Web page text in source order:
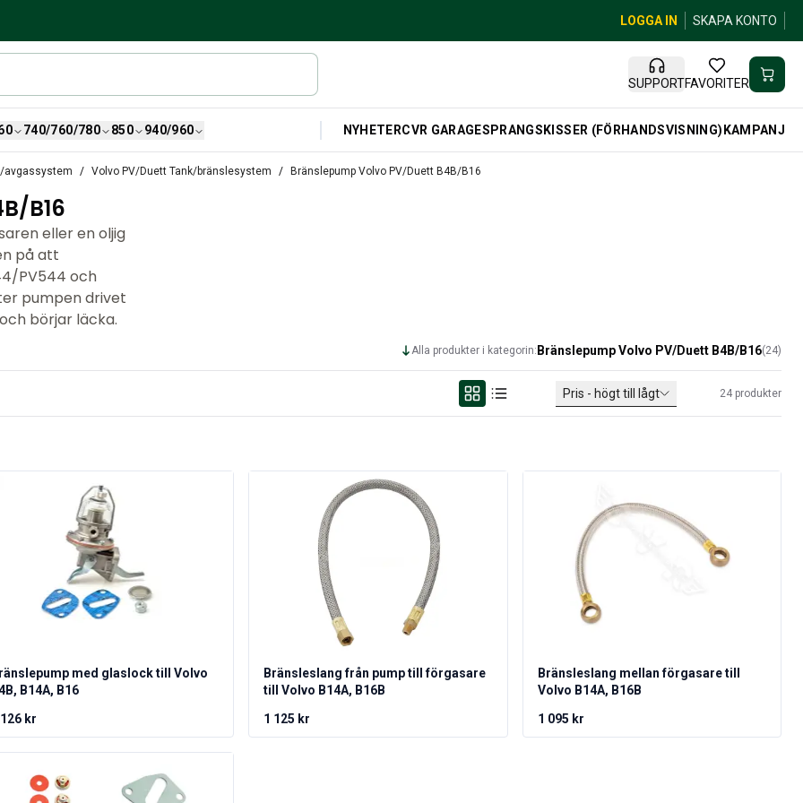
LOGGA IN SKAPA KONTO
SUPPORTFAVORITER
740/760/780 850 940/960 NYHETERCVR GARAGESPRANGSKISSER (FÖRHANDSVISNING)KAMPANJ
avgassystem Volvo PV/Duett Tank/bränslesystem Bränslepump Volvo PV/Duett B4B/B16
B16
eller en oljig
på att
PV544 och
pumpen drivet
börjar läcka.
Alla produkter i kategorin: Bränslepump Volvo PV/Duett B4B/B16(24)
Pris - högt till lågt 24 produkter
med glaslock till Volvo
B14A, B16
kr
Bränsleslang från pump till förgasare
till Volvo B14A, B16B
1 125 kr
Bränsleslang mellan förgasare till
Volvo B14A, B16B
1 095 kr